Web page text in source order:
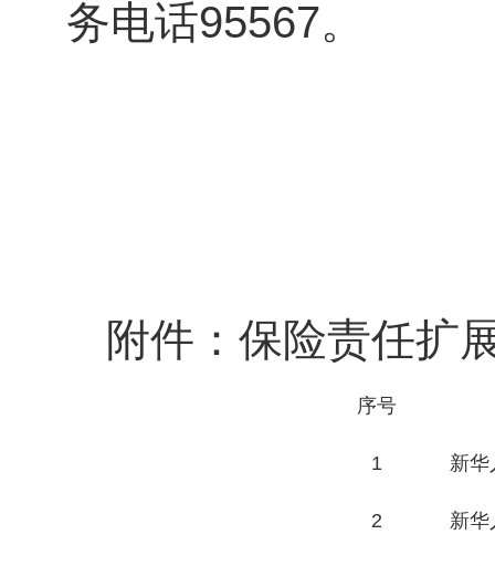
务电话95567。
附件：保险责任扩
序号
1 新华
2 新华